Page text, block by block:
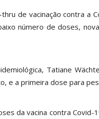
de vacinação contra a
número de doses,
Tatiane
e a primeira dose para
da vacina contra